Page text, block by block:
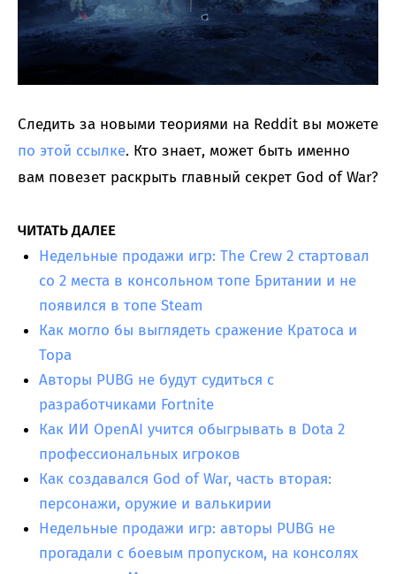
Следить за новыми теориями на Reddit вы можете
по этой ссылке. Кто знает, может быть именно
вам повезет раскрыть главный секрет God of War?
ЧИТАТЬ ДАЛЕЕ
Недельные продажи игр: The Crew 2 стартовал
со 2 места в консольном топе Британии и не
появился в топе Steam
Как могло бы выглядеть сражение Кратоса и
Тора
Авторы PUBG не будут судиться с
разработчиками Fortnite
Как ИИ OpenAI учится обыгрывать в Dota 2
профессиональных игроков
Как создавался God of War, часть вторая:
персонажи, оружие и валькирии
Недельные продажи игр: авторы PUBG не
прогадали с боевым пропуском, на консолях